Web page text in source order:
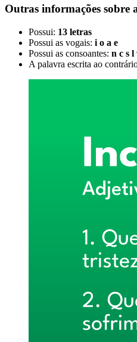
Outras informações sobre
Possui: 13 letras
Possui as vogais: i o a e
Possui as consoantes: n c s l
A palavra escrita ao